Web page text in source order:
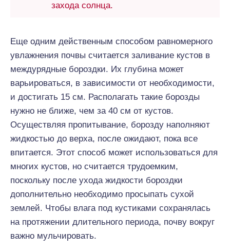
захода солнца.
Еще одним действенным способом равномерного
увлажнения почвы считается заливание кустов в
междурядные бороздки. Их глубина может
варьироваться, в зависимости от необходимости,
и достигать 15 см. Располагать такие борозды
нужно не ближе, чем за 40 см от кустов.
Осуществляя пропитывание, борозду наполняют
жидкостью до верха, после ожидают, пока все
впитается. Этот способ может использоваться для
многих кустов, но считается трудоемким,
поскольку после ухода жидкости бороздки
дополнительно необходимо просыпать сухой
землей. Чтобы влага под кустиками сохранялась
на протяжении длительного периода, почву вокруг
важно мульчировать.